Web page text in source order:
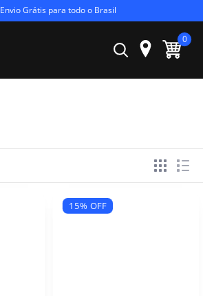
Envio Grátis para todo o Brasil
0
15% OFF